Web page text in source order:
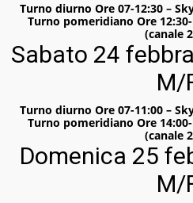
Turno diurno Ore 07-12:30 –
Turno pomeridiano Ore
(canale
Sabato 24
M/
Turno diurno Ore 07-11:00 –
Turno pomeridiano Ore
(canale
Domenica 25
M/